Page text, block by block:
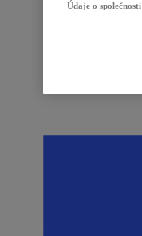
Údaje o společnosti